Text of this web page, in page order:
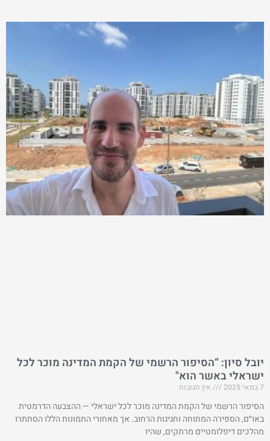
יובל סיון: “הסיפור הרשמי של הקמת המדינה מוכר לכל
ישראלי באשר הוא"
7 במאי 2025 אין תגובות
הסיפור הרשמי של הקמת המדינה מוכר לכל ישראלי — ההצבעה הדרמטית
באו״ם, הספירה המתוחה וחגיגות הרחוב. אך מאחורי התמונות הללו הסתתרו
מהלכים דיפלומטיים מרתקים, שהיו